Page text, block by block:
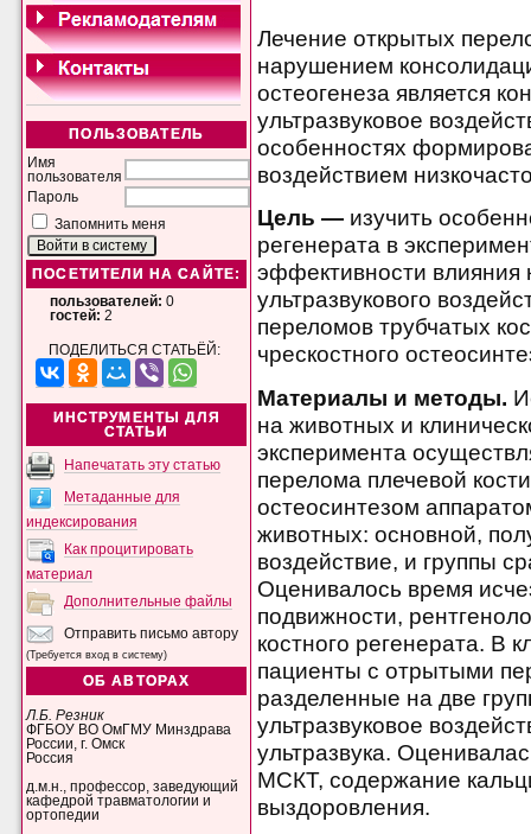
ПОЛЬЗОВАТЕЛЬ
Имя
пользователя
Пароль
Запомнить меня
ПОСЕТИТЕЛИ НА САЙТЕ:
пользователей: 0
гостей: 2
ПОДЕЛИТЬСЯ СТАТЬЁЙ:
ИНСТРУМЕНТЫ ДЛЯ
СТАТЬИ
Напечатать эту статью
Метаданные для
индексирования
Как процитировать
материал
Дополнительные файлы
Отправить письмо автору
(Требуется вход в систему)
ОБ АВТОРАХ
Л.Б. Резник
ФГБОУ ВО ОмГМУ Минздрава
России, г. Омск
Россия
д.м.н., профессор, заведующий
кафедрой травматологии и
ортопедии
Лечение открытых
нарушением
остеогенеза является
ультразвуковое
особенностях
воздействием
Цель — изучить
регенерата в
эффективности влияния
ультразвукового
переломов трубчатых
чрескостного
Материалы и методы.
на животных и
эксперимента
перелома плечевой
остеосинтезом
животных: основной,
воздействие, и группы
Оценивалось время
подвижности,
костного регенерата. В
пациенты с отрытыми
разделенные на две
ультразвуковое
ультразвука.
МСКТ, содержание
выздоровления.